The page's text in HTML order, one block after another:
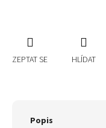
ZEPTAT SE HLÍDAT
Popis